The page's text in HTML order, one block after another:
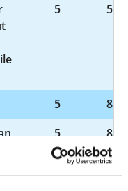
5 5-
5
8-
5 8-